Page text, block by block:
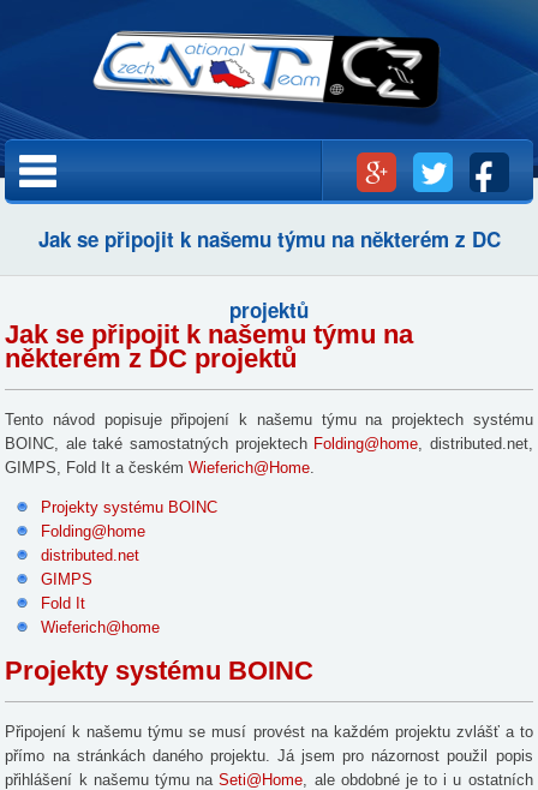
hlavnímu
obsahu
Hlavní menu
Jak se připojit k našemu týmu na některém z DC
projektů
Jak se připojit k našemu týmu na
některém z DC projektů
Tento návod popisuje připojení k našemu týmu na projektech systému
BOINC, ale také samostatných projektech Folding@home, distributed.net,
GIMPS, Fold It a českémWieferich@Home.
Projekty systému BOINC
Folding@home
distributed.net
GIMPS
Fold It
Wieferich@home
Projekty systému BOINC
Připojení k našemu týmu se musí provést na každém projektu zvlášť a to
přímo na stránkách daného projektu. Já jsem pro názornost použil popis
přihlášení k našemu týmu naSeti@Home, ale obdobné je to i u ostatních